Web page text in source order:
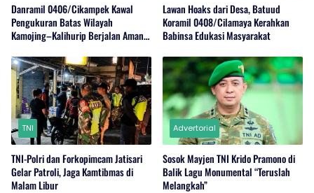
Danramil 0406/Cikampek Kawal
Pengukuran Batas Wilayah
Kamojing–Kalihurip Berjalan Aman
Lawan Hoaks dari Desa, Batuud
Koramil 0408/Cilamaya Kerahkan
Babinsa Edukasi Masyarakat
TNI
TNI-Polri dan Forkopimcam Jatisari
Gelar Patroli, Jaga Kamtibmas di
Malam Libur
Advertorial
Sosok Mayjen TNI Krido Pramono di
Balik Lagu Monumental “Teruslah
Melangkah”